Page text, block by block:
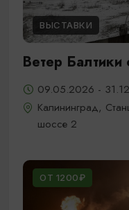
ВЫСТАВКИ
Ветер Балтики
09.05.2026 -
Калининград,
шоссе 2
ОТ 1200₽